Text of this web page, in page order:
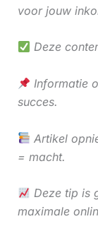
voor jouw
Deze
Informatie
succes.
Artikel
= macht.
Deze tip is
maximale